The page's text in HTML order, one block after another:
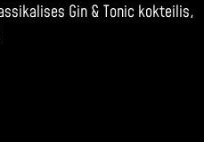
Gin & Tonic kokteilis,